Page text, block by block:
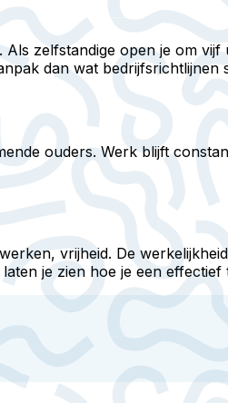
zelfstandige open je om
dan wat bedrijfsrichtlijnen
ouders. Werk blijft
vrijheid. De
je zien hoe je een effectief